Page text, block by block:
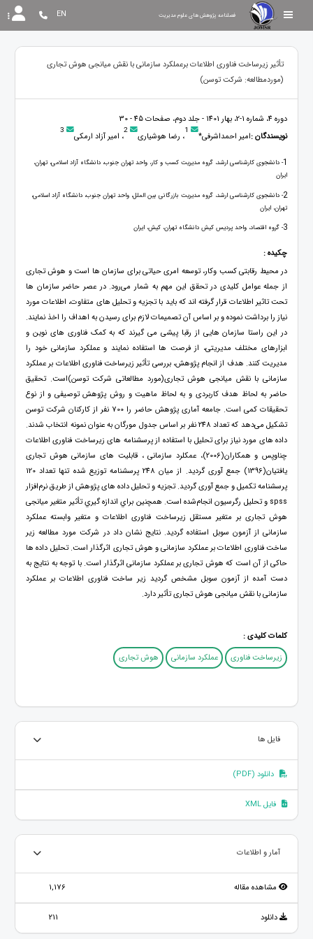
فصلنامه پژوهش های علوم مدیریت EN
تأثیر زیرساخت فناوری اطلاعات برعملکرد سازمانی با نقش میانجی هوش تجاری
(موردمطالعه: شرکت توسن)
دوره 4، شماره 1-2، بهار 1401 - جلد دوم، صفحات 45 - 30
نویسندگان :امیر احمداشرفی* 1، رضا هوشیاری 2، امیر آزاد ارمکی 3
1- دانشجوی کارشناسی ارشد، گروه مدیریت کسب و کار، واحد تهران جنوب، دانشگاه آزاد اسلامی، تهران،
ایران
2- دانشجوی کارشناسی ارشد، گروه مدیریت بازرگانی بین الملل، واحد تهران جنوب، دانشگاه آزاد اسلامی،
تهران، ایران
3- گروه اقتصاد، واحد پردیس کیش دانشگاه تهران، کیش، ایران
چکیده :
در محیط رقابتی کسب ‌وکار، توسعه امری حیاتی برای سازمان ها است و هوش تجاری
از جمله عوامل کلیدی در تحقق این مهم به شمار می‌رود. در عصر حاضر سازمان ها
تحت تاثیر اطلاعات قرار گرفته اند که باید با تجزیه و تحلیل های متفاوت، اطلاعات مورد
نیاز را برداشت نموده و بر اساس آن تصمیمات لازم برای رسیدن به اهداف را اخذ نمایند.
در این راستا سازمان هایی از رقبا پیشی می گیرند که به کمک فناوری های نوین و
ابزارهای مختلف مدیریتی، از فرصت ها استفاده نمایند و عملکرد سازمانی خود را
مدیریت کنند. هدف از انجام پژوهش، بررسی تأثیر زیرساخت فناوری اطلاعات بر عملکرد
سازمانی با نقش میانجی هوش تجاری(مورد مطالعاتی شرکت توسن)است. تحقیق
حاضر به لحاظ هدف کاربردی و به لحاظ ماهیت و روش پژوهش توصیفی و از نوع
تحقیقات کمی است. جامعه آماری پژوهش حاضر را 700 نفر از کارکنان شرکت توسن
تشکیل می‌دهد که تعداد 248 نفر بر اساس جدول مورگان به عنوان نمونه انتخاب شدند.
داده های مورد نیاز برای تحلیل با استفاده از پرسشنامه های زیرساخت فناوری اطلاعات
چناوپس و همکاران(2006)، عمکلرد سازمانی ، قابلیت های سازمانی هوش تجاری
یافتیان(1396) جمع آوری گردید. از میان 248 پرسشنامه توزیع شده تنها تعداد 120
پرسشنامه تکمیل و جمع آوری گردید. تجزیه و تحلیل داده های پژوهش از طریق نرم‌افزار
spss و تحلیل رگرسیون انجام‌شده است. همچنین براي اندازه گیري تأثیر متغیر میانجی
هوش تجاری بر متغیر مستقل زیرساخت فناوری اطلاعات و متغیر وابسته عملکرد
سازمانی از آزمون سوبل استفاده گردید. نتایج نشان داد در شرکت مورد مطالعه زیر
ساخت فناوری اطلاعات بر عملکرد سازمانی و هوش تجاری اثرگذار است. تحلیل داده ها
حاکی از آن است که هوش تجاری بر عملکرد سازمانی اثرگذار است. با توجه به نتایج به
دست آمده از آزمون سوبل مشخص گردید زیر ساخت فناوری اطلاعات بر عملکرد
سازمانی با نقش میانجی هوش تجاری تأثیر دارد.
کلمات کلیدی :
زیرساخت فناوری
عملکرد سازمانی هوش تجاری
فایل ها
دانلود (PDF)
فایل XML
آمار و اطلاعات
مشاهده مقاله 1,176
دانلود 211